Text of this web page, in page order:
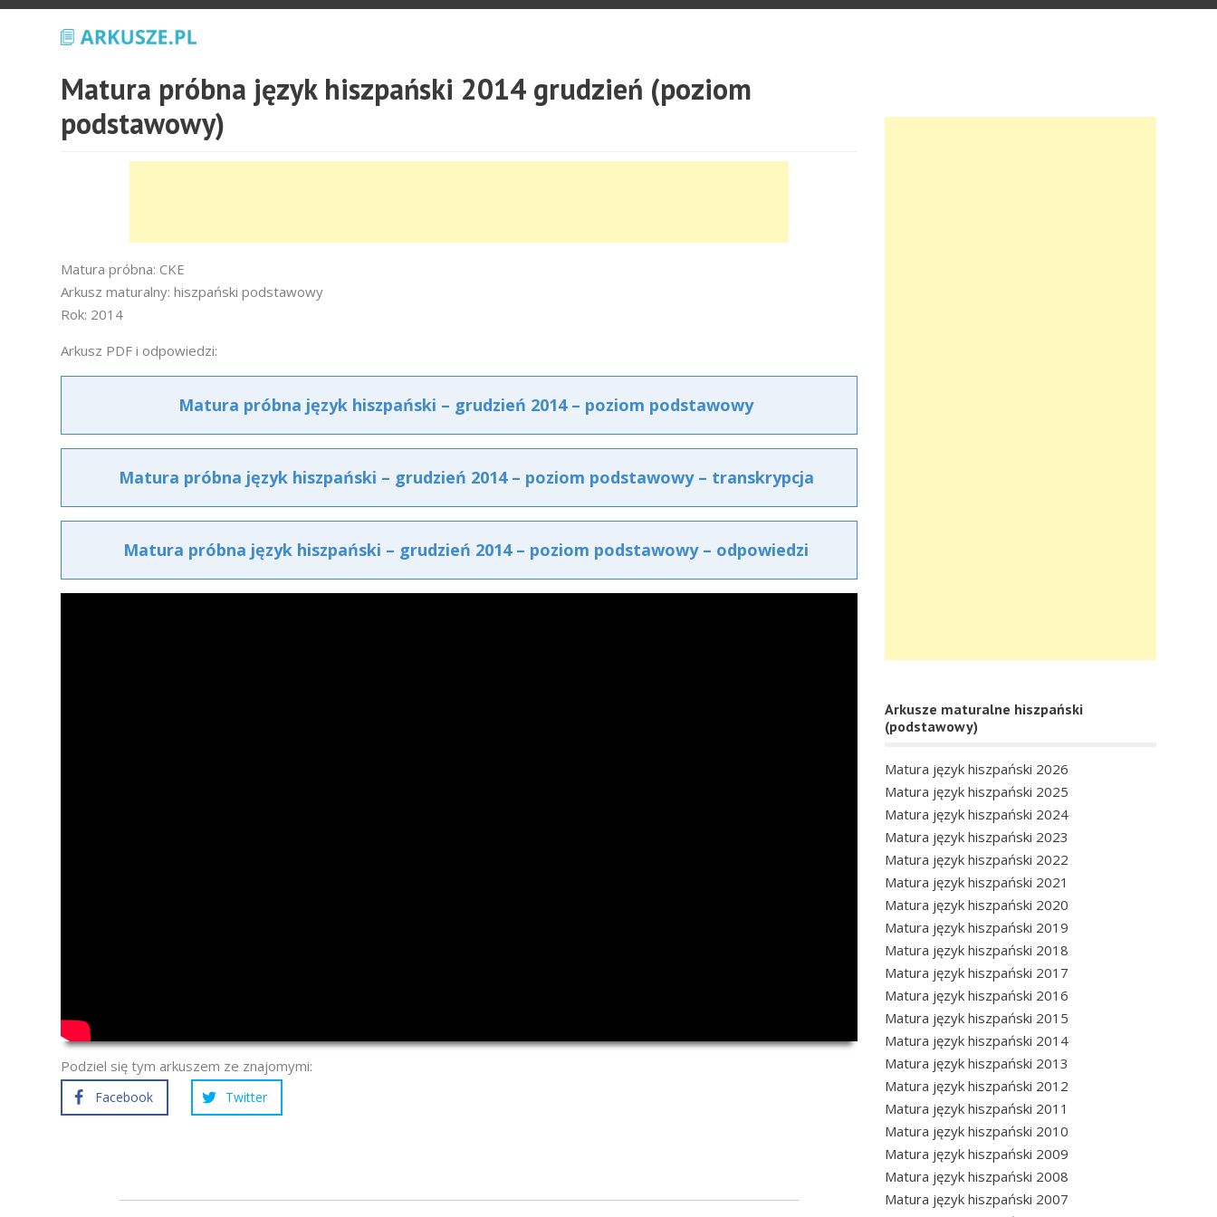
Matura próbna język hiszpański 2014 grudzień (poziom
podstawowy)
Matura próbna: CKE
Arkusz maturalny: hiszpański podstawowy
Rok: 2014
Arkusz PDF i odpowiedzi:
Matura próbna język hiszpański – grudzień 2014 – poziom podstawowy
Matura próbna język hiszpański – grudzień 2014 – poziom podstawowy – transkrypcja
Matura próbna język hiszpański – grudzień 2014 – poziom podstawowy – odpowiedzi
Podziel się tym arkuszem ze znajomymi:
Facebook Twitter
Arkusze maturalne hiszpański
(podstawowy)
Matura język hiszpański 2026
Matura język hiszpański 2025
Matura język hiszpański 2024
Matura język hiszpański 2023
Matura język hiszpański 2022
Matura język hiszpański 2021
Matura język hiszpański 2020
Matura język hiszpański 2019
Matura język hiszpański 2018
Matura język hiszpański 2017
Matura język hiszpański 2016
Matura język hiszpański 2015
Matura język hiszpański 2014
Matura język hiszpański 2013
Matura język hiszpański 2012
Matura język hiszpański 2011
Matura język hiszpański 2010
Matura język hiszpański 2009
Matura język hiszpański 2008
Matura język hiszpański 2007